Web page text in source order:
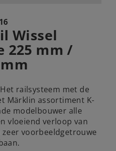
Wissel
225 mm /
railsysteem met de
Märklin assortiment K-
modelbouwer alle
vloeiend verloop van
voorbeeldgetrouwe